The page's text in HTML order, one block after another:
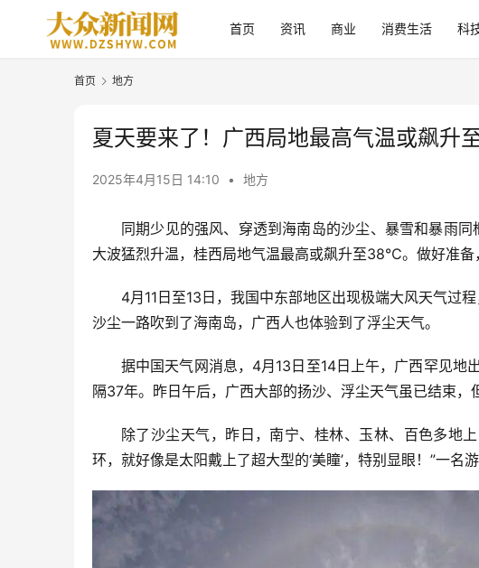
首页 资讯 商业 消费生活 科
首页 地方
夏天要来了！广西局地最高气温或飙
2025年4月15日 14:10 • 地方
同期少见的强风、穿透到海南岛的沙尘、暴雪和暴雨
大波猛烈升温，桂西局地气温最高或飙升至38℃。做好准备
4月11日至13日，我国中东部地区出现极端大风天气过
沙尘一路吹到了海南岛，广西人也体验到了浮尘天气。
据中国天气网消息，4月13日至14日上午，广西罕见地
隔37年。昨日午后，广西大部的扬沙、浮尘天气虽已结束，
除了沙尘天气，昨日，南宁、桂林、玉林、百色多地
环，就好像是太阳戴上了超大型的‘美瞳’，特别显眼！”一名